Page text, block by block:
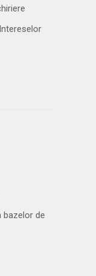
bazelor de